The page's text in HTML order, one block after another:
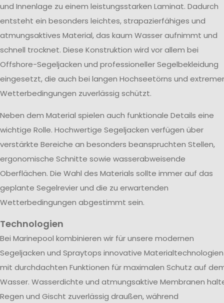
und Innenlage zu einem leistungsstarken Laminat. Dadurch
entsteht ein besonders leichtes, strapazierfähiges und
atmungsaktives Material, das kaum Wasser aufnimmt und
schnell trocknet. Diese Konstruktion wird vor allem bei
Offshore-Segeljacken und professioneller Segelbekleidung
eingesetzt, die auch bei langen Hochseetörns und
Wetterbedingungen zuverlässig schützt.
Neben dem Material spielen auch funktionale Details eine
wichtige Rolle. Hochwertige Segeljacken verfügen über
verstärkte Bereiche an besonders beanspruchten Stellen,
ergonomische Schnitte sowie wasserabweisende
Oberflächen. Die Wahl des Materials sollte immer auf das
geplante Segelrevier und die zu erwartenden
Wetterbedingungen abgestimmt sein.
Technologien
Bei Marinepool kombinieren wir für unsere modernen
Segeljacken und Spraytops innovative Materialtechnologien
mit durchdachten Funktionen für maximalen Schutz auf
Wasser. Wasserdichte und atmungsaktive Membranen
Regen und Gischt zuverlässig draußen, während